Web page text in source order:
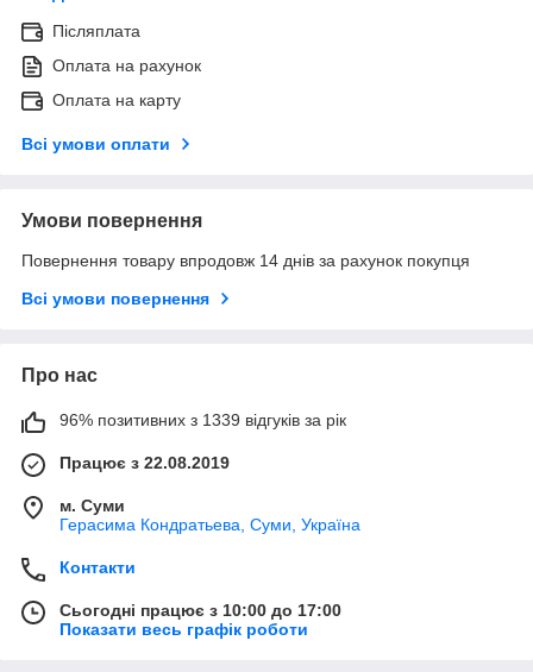
Післяплата
Оплата на рахунок
Оплата на карту
Всі умови оплати
Умови повернення
Повернення товару впродовж 14 днів за рахунок покупця
Всі умови повернення
Про нас
96% позитивних з 1339 відгуків за рік
Працює з 22.08.2019
м. Суми
Герасима Кондратьева, Суми, Україна
Контакти
Сьогодні працює з 10:00 до 17:00
Показати весь графік роботи